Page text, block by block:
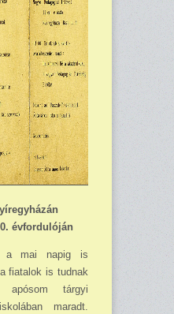
évfordulóján
a mai napig is
fiatalok is tudnak
tárgyi
maradt.